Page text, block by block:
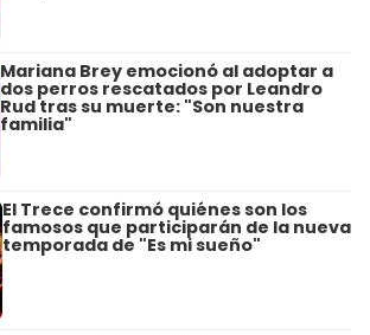
Mariana Brey emocionó al adoptar a
dos perros rescatados por Leandro
Rud tras su muerte: "Son nuestra
familia"
El Trece confirmó quiénes son los
famosos que participarán de la nueva
temporada de "Es mi sueño"